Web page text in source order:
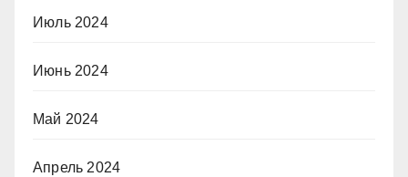
Июль 2024
Июнь 2024
Май 2024
Апрель 2024